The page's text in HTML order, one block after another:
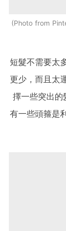
Photo from
短髮不需要太
更少，而且太
擇一些突出的
有一些頭箍是